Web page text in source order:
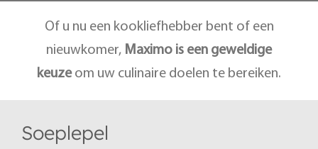
Of u nu een kookliefhebber bent of een
nieuwkomer, Maximo is een geweldige
keuzeom uw culinaire doelen te bereiken.
Soeplepel